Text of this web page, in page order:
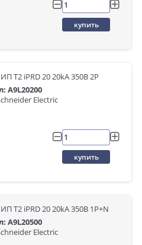
купить
Т2 iPRD 20 20kA 350В 2P
A9L20200
Electric
купить
Т2 iPRD 20 20kA 350В 1P+N
A9L20500
Electric